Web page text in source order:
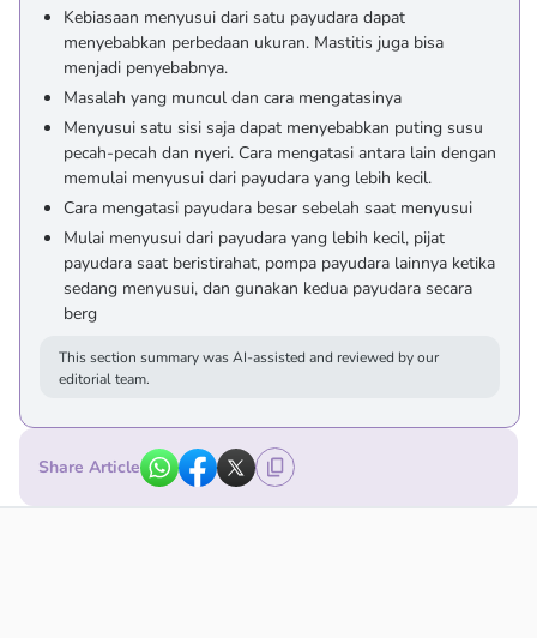
Kebiasaan menyusui dari satu payudara dapat
menyebabkan perbedaan ukuran. Mastitis juga bisa
menjadi penyebabnya.
Masalah yang muncul dan cara mengatasinya
Menyusui satu sisi saja dapat menyebabkan puting susu
pecah-pecah dan nyeri. Cara mengatasi antara lain dengan
memulai menyusui dari payudara yang lebih kecil.
Cara mengatasi payudara besar sebelah saat menyusui
Mulai menyusui dari payudara yang lebih kecil, pijat
payudara saat beristirahat, pompa payudara lainnya ketika
sedang menyusui, dan gunakan kedua payudara secara
berg
This section summary was AI-assisted and reviewed by our
editorial team.
Share Article